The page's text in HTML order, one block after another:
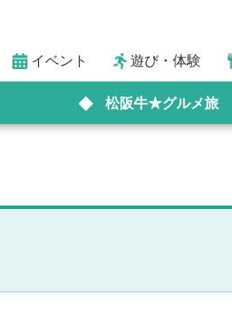
イベント 遊び・体験
松阪牛★グルメ旅